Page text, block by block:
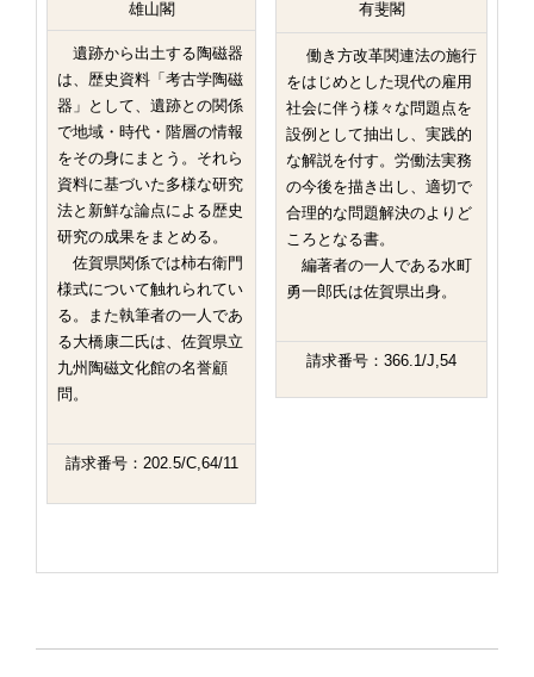
雄山閣
遺跡から出土する陶磁器
は、歴史資料「考古学陶磁
器」として、遺跡との関係
で地域・時代・階層の情報
をその身にまとう。それら
資料に基づいた多様な研究
法と新鮮な論点による歴史
研究の成果をまとめる。
佐賀県関係では柿右衛門
様式について触れられてい
る。また執筆者の一人であ
る大橋康二氏は、佐賀県立
九州陶磁文化館の名誉顧
問。
請求番号：202.5/C,64/11
有斐閣
働き方改革関連法の施行
をはじめとした現代の雇用
社会に伴う様々な問題点を
設例として抽出し、実践的
な解説を付す。労働法実務
の今後を描き出し、適切で
合理的な問題解決のよりど
ころとなる書。
編著者の一人である水町
勇一郎氏は佐賀県出身。
請求番号：366.1/J,54